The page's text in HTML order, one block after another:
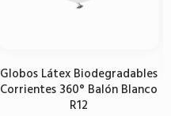
Globos Látex Biodegradables
Corrientes 360° Balón Blanco
R12